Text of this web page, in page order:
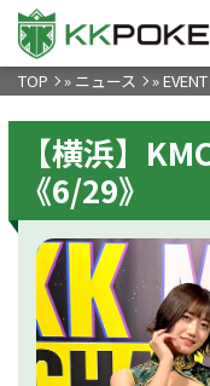
TOP » ニュース »EVENT
【横浜】
《6/29》